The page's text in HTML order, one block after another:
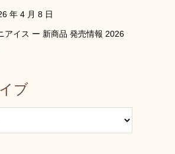
年 4 月 8 日
アイス ー 新商品 発売情報 2026
ブ